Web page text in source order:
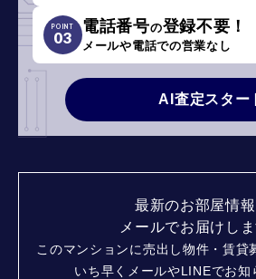
POINT
03
電話番号の登録不要！
メールや電話での営業なし
AI査定スター
最新のお部屋情
メールでお届けしま
このマンションに売出し物件・賃貸
いち早くメールやLINEでお知